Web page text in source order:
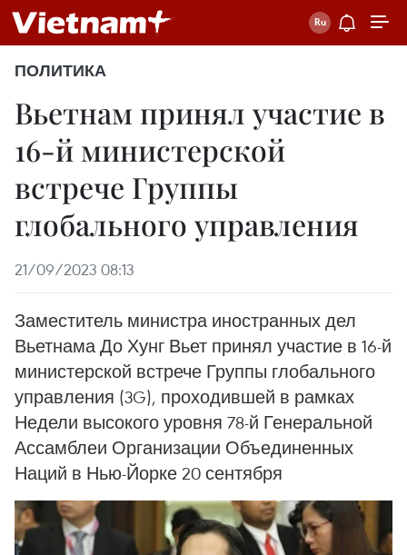
ПОЛИТИКА
Вьетнам принял участие в
16-й министерской
встрече Группы
глобального управления
21/09/2023 08:13
Заместитель министра иностранных дел
Вьетнама До Хунг Вьет принял участие в 16-й
министерской встрече Группы глобального
управления (3G), проходившей в рамках
Недели высокого уровня 78-й Генеральной
Ассамблеи Организации Объединенных
Наций в Нью-Йорке 20 сентября